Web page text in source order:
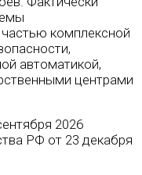
комплексной
автоматикой,
центрами
2026
РФ от 23 декабря